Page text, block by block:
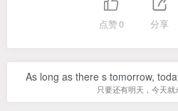
点赞0 分享
As long as there s tomorrow,
只要还有明天，今天